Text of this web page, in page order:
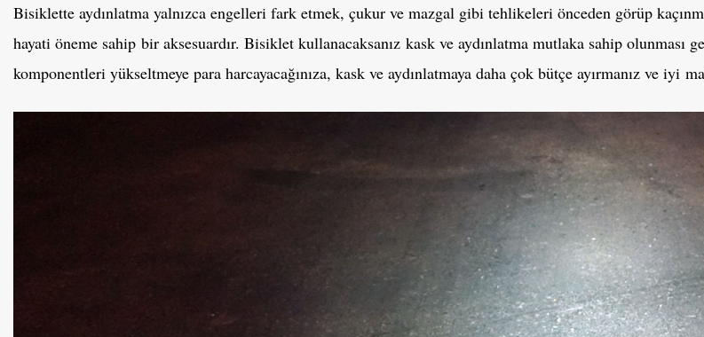
Bisiklette aydınlatma yalnızca engelleri fark etmek, çukur ve mazgal gibi tehlikeleri önceden görüp
hayati öneme sahip bir aksesuardır. Bisiklet kullanacaksanız kask ve aydınlatma mutlaka sahip olunması
komponentleri yükseltmeye para harcayacağınıza, kask ve aydınlatmaya daha çok bütçe ayırmanız ve iyi